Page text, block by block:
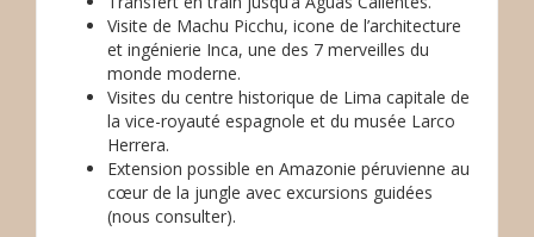
Visite de Machu Picchu, icone de l’architecture
et ingénierie Inca, une des 7 merveilles du
monde moderne.
Visites du centre historique de Lima capitale de
la vice-royauté espagnole et du musée Larco
Herrera.
Extension possible en Amazonie péruvienne au
cœur de la jungle avec excursions guidées
(nous consulter).